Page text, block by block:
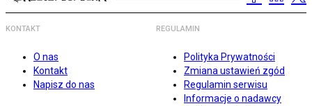
KONTAKT
O nas
Kontakt
Napisz do nas
REGULAMIN
Polityka Prywatności
Zmiana ustawień zgód
Regulamin serwisu
Informacje o nadawcy